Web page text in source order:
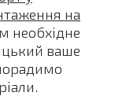
на
необхідне
ваше